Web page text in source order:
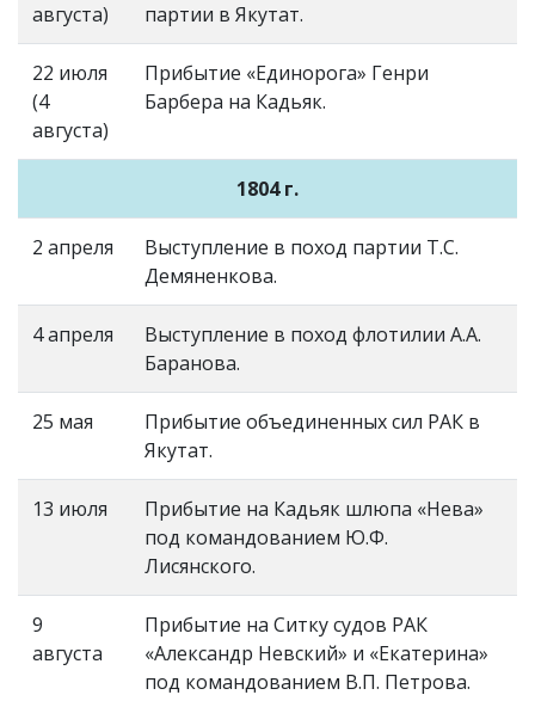
августа)
партии в Якутат.
22 июля
(4
августа)
Прибытие «Единорога» Генри
Барбера на Кадьяк.
1804 г.
2 апреля
Выступление в поход партии Т.С.
Демяненкова.
4 апреля
Выступление в поход флотилии А.А.
Баранова.
25 мая
Прибытие объединенных сил РАК в
Якутат.
13 июля
Прибытие на Кадьяк шлюпа «Нева»
под командованием Ю.Ф.
Лисянского.
9
августа
Прибытие на Ситку судов РАК
«Александр Невский» и «Екатерина»
под командованием В.П. Петрова.